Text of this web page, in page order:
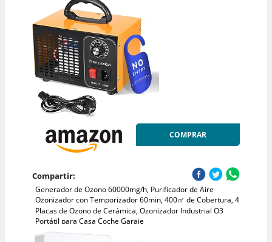
COMPRAR
Compartir:
Generador de Ozono 60000mg/h, Purificador de Aire
Ozonizador con Temporizador 60min, 400㎡ de Cobertura, 4
Placas de Ozono de Cerámica, Ozonizador Industrial O3
Portátil para Casa Coche Garaje